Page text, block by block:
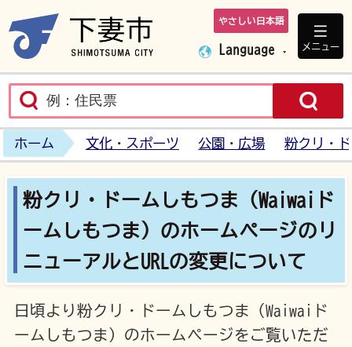
下妻市ホームペ
やさしい日本語
Language メニュー
ホーム 文化・スポーツ 公園・広場 粉クリ・
粉クリ・ドームしもつま（Waiwaiド
ームしもつま）のホームページのリ
ニューアルとURLの変更について
日頃より粉クリ・ドームしもつま（Waiwaiド
ームしもつま）のホームページをご覧いただ